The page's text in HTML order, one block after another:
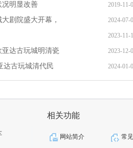
况明显改善 2019-11-
剧院盛大开幕， 2024-07-
2023-11-
达古玩城明清瓷 2023-12-
达古玩城清代民 2024-01-
相关功能
网站简介 常